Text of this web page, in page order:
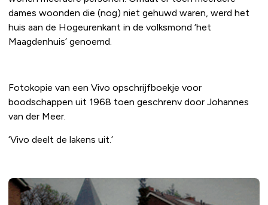
dames woonden die (nog) niet gehuwd waren, werd het
huis aan de Hogeurenkant in de volksmond ‘het
Maagdenhuis’ genoemd.
Fotokopie van een Vivo opschrijfboekje voor
boodschappen uit 1968 toen geschrenv door Johannes
van der Meer.
‘Vivo deelt de lakens uit.’